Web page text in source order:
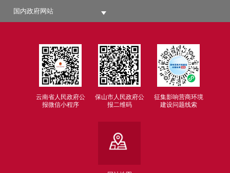
国内政府网站
云南省人民政府公
报微信小程序
保山市人民政府公
报二维码
征集影响营商环境
建设问题线索